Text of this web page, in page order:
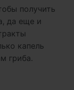
получить
да еще и
капель
гриба.